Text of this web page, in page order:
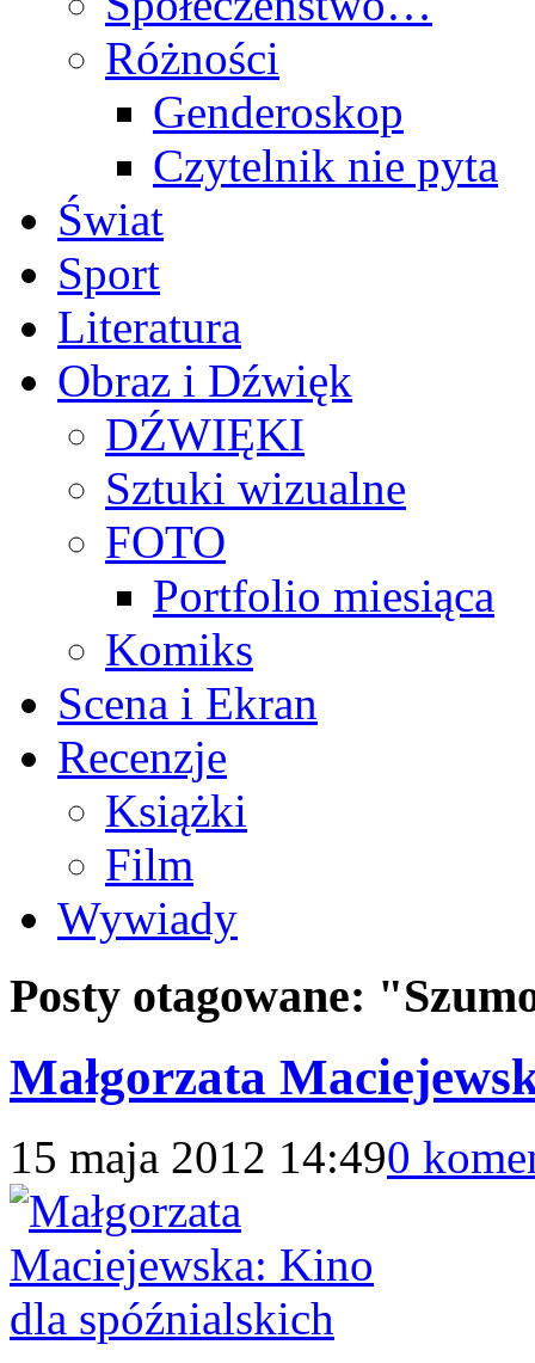
Różności
Genderoskop
Czytelnik nie pyta
Świat
Sport
Literatura
Obraz i Dźwięk
DŹWIĘKI
Sztuki wizualne
FOTO
Portfolio miesiąca
Komiks
Scena i Ekran
Recenzje
Książki
Film
Wywiady
Posty otagowane:
Małgorzata
15 maja 2012 14:490